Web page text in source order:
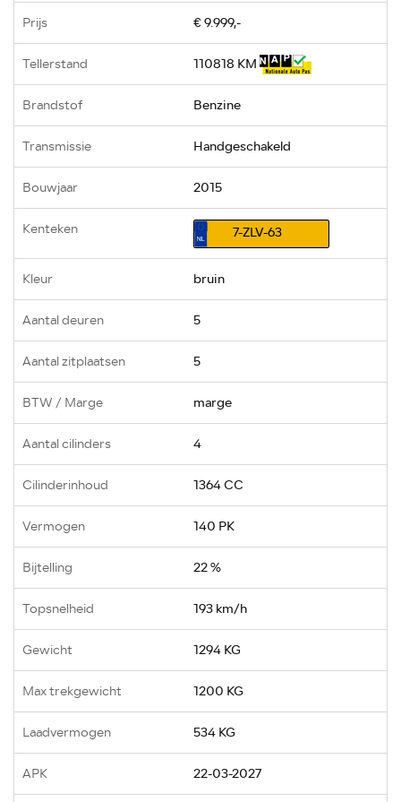
Prijs € 9.999,-
Tellerstand 110818 KM
Brandstof Benzine
Transmissie Handgeschakeld
Bouwjaar 2015
Kenteken 7-ZLV-63
Kleur bruin
Aantal deuren 5
Aantal zitplaatsen 5
BTW / Marge marge
Aantal cilinders 4
Cilinderinhoud 1364 CC
Vermogen 140 PK
Bijtelling 22 %
Topsnelheid 193 km/h
Gewicht 1294 KG
Max trekgewicht 1200 KG
Laadvermogen 534 KG
APK 22-03-2027